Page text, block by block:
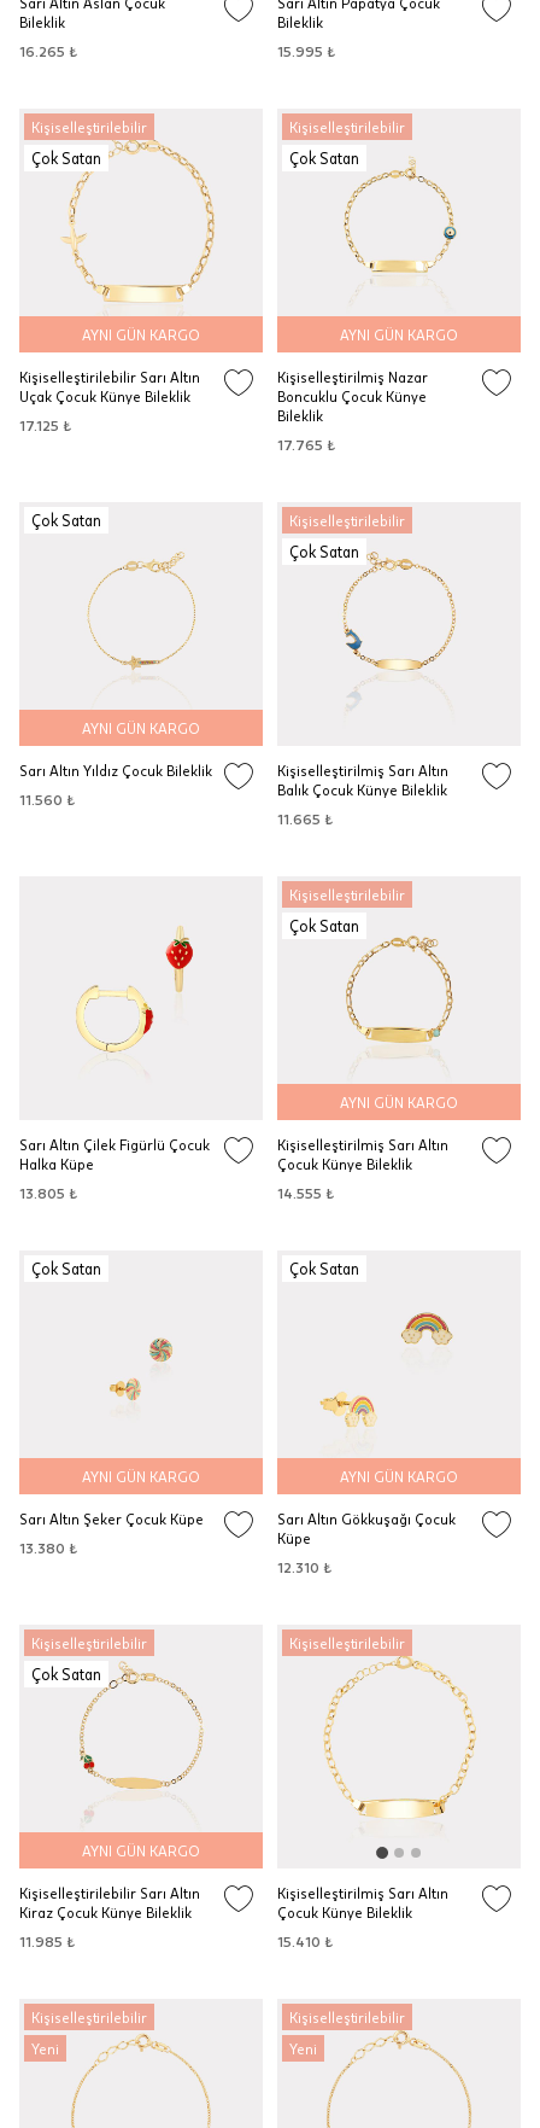
Bileklik
16.265 ₺
Bileklik
15.995 ₺
Kişiselleştirilebilir
Çok Satan
AYNI GÜN KARGO
Kişiselleştirilebilir Sarı Altın
Uçak Çocuk Künye Bileklik
17.125 ₺
Kişiselleştirilebilir
Çok Satan
AYNI GÜN KARGO
Kişiselleştirilmiş Nazar
Boncuklu Çocuk Künye
Bileklik
17.765 ₺
Çok Satan
AYNI GÜN KARGO
Sarı Altın Yıldız Çocuk Bileklik
11.560 ₺
Kişiselleştirilebilir
Çok Satan
Kişiselleştirilmiş Sarı Altın
Balık Çocuk Künye Bileklik
11.665 ₺
Sarı Altın Çilek Figürlü Çocuk
Halka Küpe
13.805 ₺
Kişiselleştirilebilir
Çok Satan
AYNI GÜN KARGO
Kişiselleştirilmiş Sarı Altın
Çocuk Künye Bileklik
14.555 ₺
Çok Satan
AYNI GÜN KARGO
Sarı Altın Şeker Çocuk Küpe
13.380 ₺
Çok Satan
AYNI GÜN KARGO
Sarı Altın Gökkuşağı Çocuk
Küpe
12.310 ₺
Kişiselleştirilebilir
Çok Satan
AYNI GÜN KARGO
Kişiselleştirilebilir Sarı Altın
Kiraz Çocuk Künye Bileklik
11.985 ₺
Kişiselleştirilebilir
Kişiselleştirilmiş Sarı Altın
Çocuk Künye Bileklik
15.410 ₺
Kişiselleştirilebilir
Yeni
Kişiselleştirilebilir
Yeni